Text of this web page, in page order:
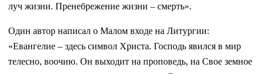
луч жизни. Пренебрежение жизни – смерть».
Один автор написал о Малом входе на Литургии:
«Евангелие – здесь символ Христа. Господь явился в мир
телесно, воочию. Он выходит на проповедь, на Свое земное